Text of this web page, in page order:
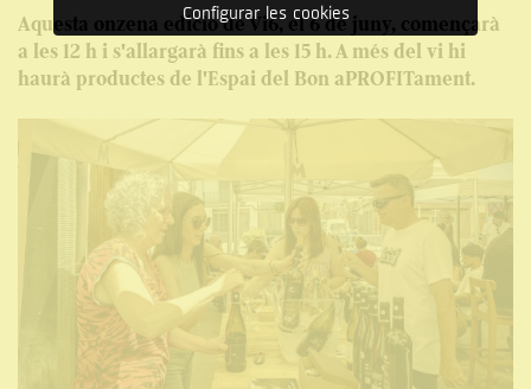
Aquesta onzena edició de Vi6, el 6 de juny, començarà
a les 12 h i s'allargarà fins a les 15 h. A més del vi hi
haurà productes de l'Espai del Bon aPROFITament.
Configurar les cookies